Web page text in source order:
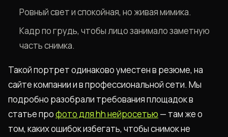
Ровный свет и спокойная, но живая мимика.
Кадр по грудь, чтобы лицо занимало заметную
часть снимка.
Такой портрет одинаково уместен в резюме, на
сайте компании и в профессиональной сети. Мы
подробно разобрали требования площадок в
статье профото для hh нейросетью — там же о
том, каких ошибок избегать, чтобы снимок не